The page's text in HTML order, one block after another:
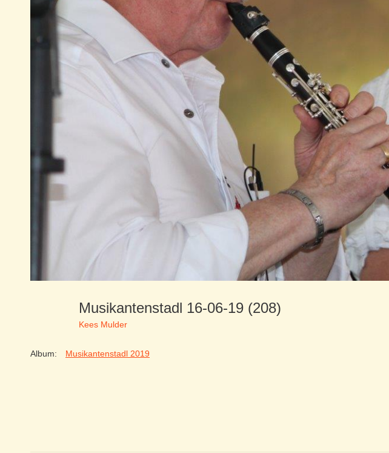
Musikantenstadl 16-06-19 (208)
Kees Mulder
Album: Musikantenstadl 2019